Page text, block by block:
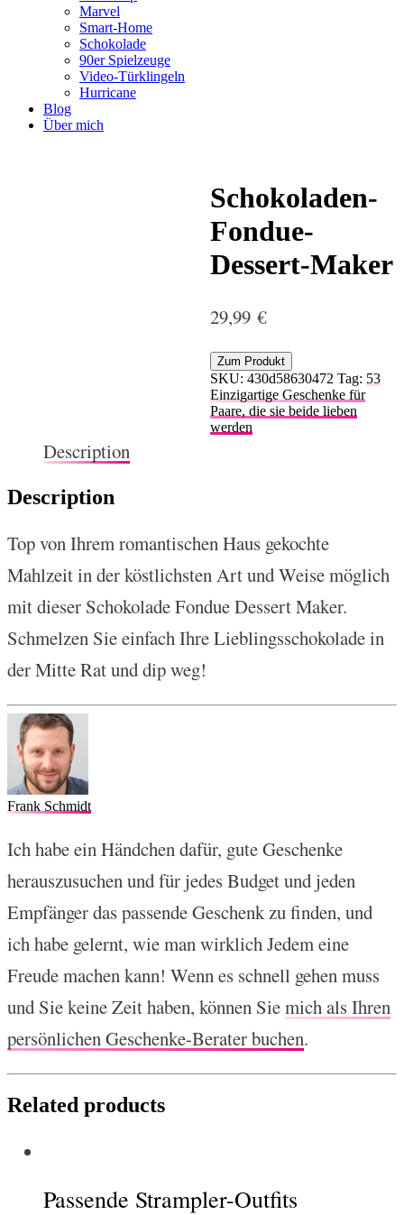
Marvel
Smart-Home
Schokolade
90er Spielzeuge
Video-Türklingeln
Hurricane
Blog
Über mich
Schokoladen-
Fondue-
Dessert-Maker
29,99 €
Zum Produkt
SKU: 430d58630472 Tag: 53
Einzigartige Geschenke für
Paare, die sie beide lieben
werden
Description
Description
Top von Ihrem romantischen Haus gekochte
Mahlzeit in der köstlichsten Art und Weise möglich
mit dieser Schokolade Fondue Dessert Maker.
Schmelzen Sie einfach Ihre Lieblingsschokolade in
der Mitte Rat und dip weg!
Frank Schmidt
Ich habe ein Händchen dafür, gute Geschenke
herauszusuchen und für jedes Budget und jeden
Empfänger das passende Geschenk zu finden, und
ich habe gelernt, wie man wirklich Jedem eine
Freude machen kann! Wenn es schnell gehen muss
und Sie keine Zeit haben, können Siemich als Ihren
persönlichen Geschenke-Berater buchen.
Related products
Passende Strampler-Outfits